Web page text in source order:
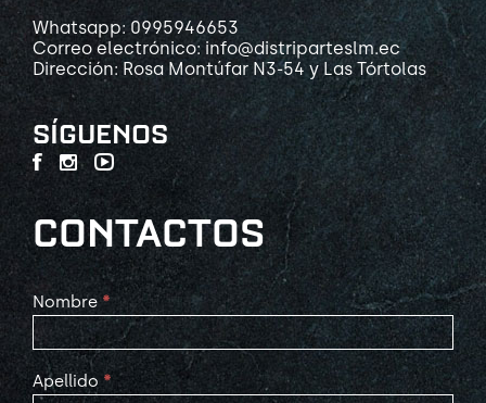
Whatsapp: 0995946653
Correo electrónico: info@distriparteslm.ec
Dirección: Rosa Montúfar N3-54 y Las Tórtolas
SÍGUENOS
CONTACTOS
Contact
Us
Nombre *
Apellido *